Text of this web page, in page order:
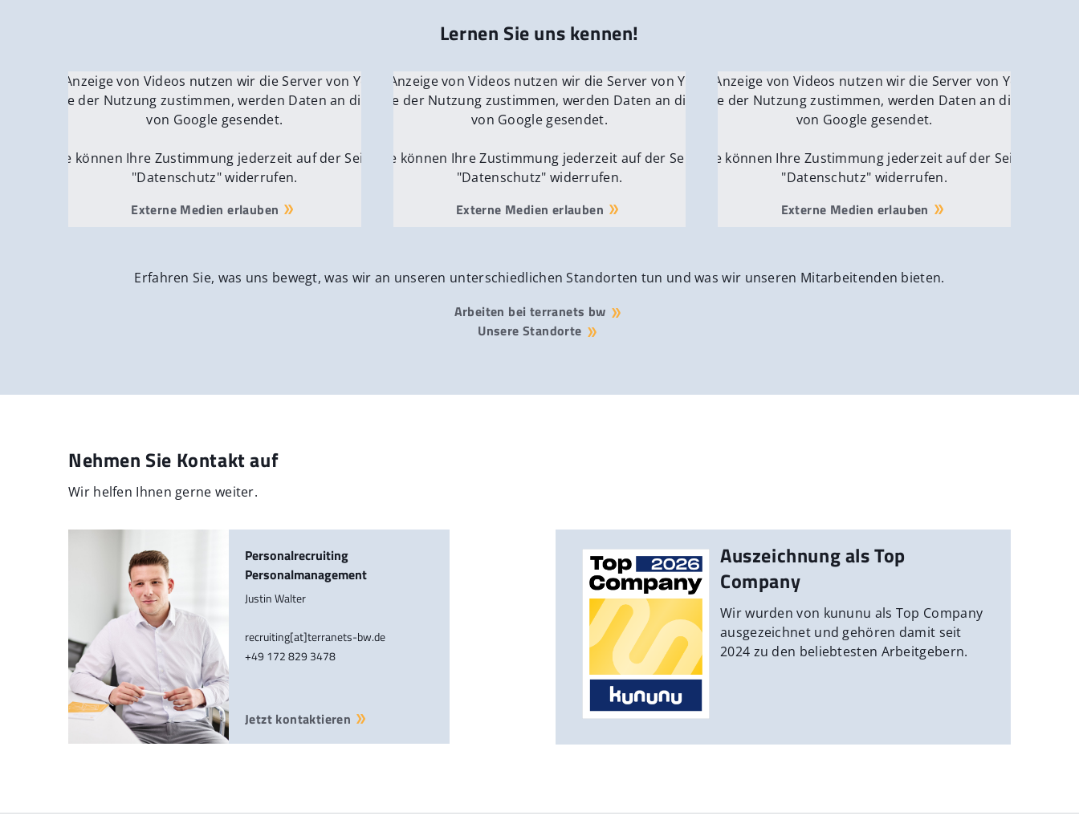
Lernen Sie uns kennen!
Für die Anzeige von Videos nutzen wir die Server von YouTube.
Wenn Sie der Nutzung zustimmen, werden Daten an die Server
von Google gesendet.
Sie können Ihre Zustimmung jederzeit auf der Seite
"Datenschutz" widerrufen.
Externe Medien erlauben
Für die Anzeige von Videos nutzen wir die Server von YouTube.
Wenn Sie der Nutzung zustimmen, werden Daten an die Server
von Google gesendet.
Sie können Ihre Zustimmung jederzeit auf der Seite
"Datenschutz" widerrufen.
Externe Medien erlauben
Für die Anzeige von Videos nutzen wir die Server von YouTube.
Wenn Sie der Nutzung zustimmen, werden Daten an die Server
von Google gesendet.
Sie können Ihre Zustimmung jederzeit auf der Seite
"Datenschutz" widerrufen.
Externe Medien erlauben
Erfahren Sie, was uns bewegt, was wir an unseren unterschiedlichen Standorten tun und was wir unseren Mitarbeitenden bieten.
Arbeiten bei terranets bw
Unsere Standorte
Nehmen Sie Kontakt auf
Wir helfen Ihnen gerne weiter.
Personalrecruiting
Personalmanagement
Justin Walter
recruiting[at]terranets-bw.de
+49 172 829 3478
Jetzt kontaktieren
Auszeichnung als Top
Company
Wir wurden von kununu als Top Company
ausgezeichnet und gehören damit seit
2024 zu den beliebtesten Arbeitgebern.